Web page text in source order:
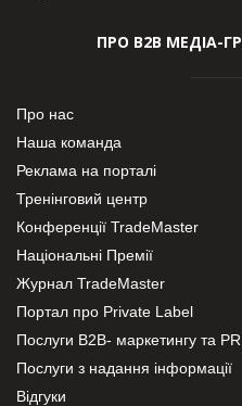
ПРО В2В МЕДІА-
Про нас
Наша команда
Реклама на порталі
Тренінговий центр
Конференції TradeMaster
Національні Премії
Журнал TradeMaster
Портал про Private Label
Послуги В2В- маркетингу та PR
Послуги з надання інформації
Відгуки